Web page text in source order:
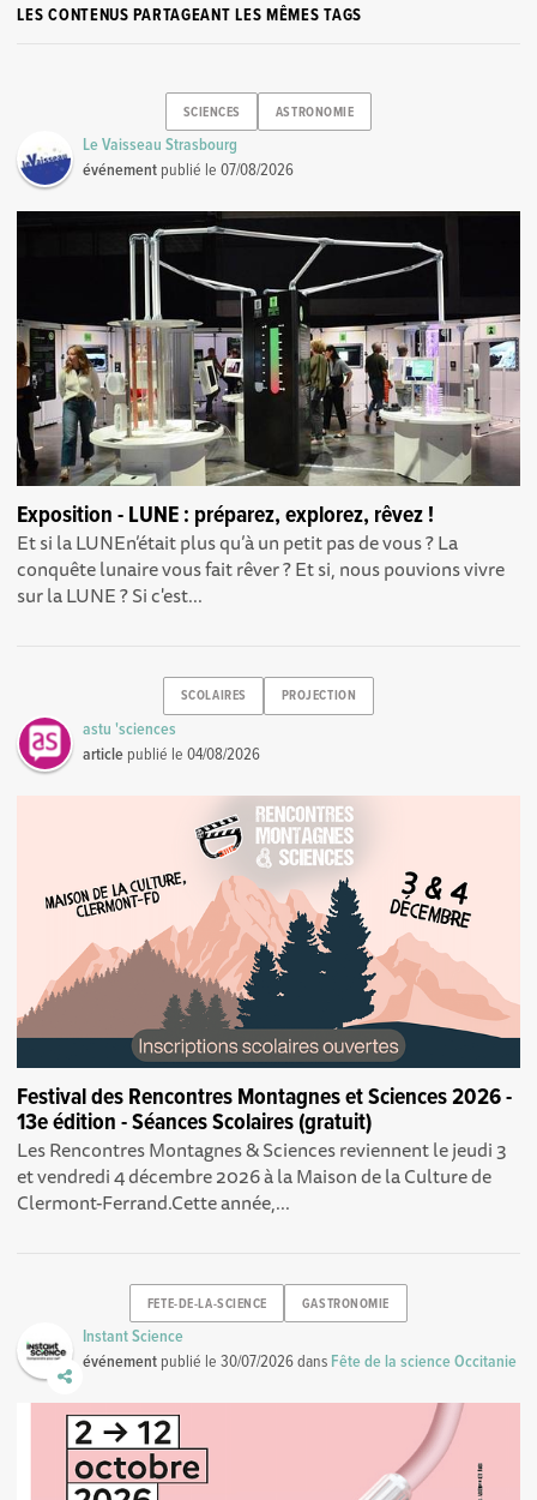
LES CONTENUS PARTAGEANT LES MÊMES TAGS
SCIENCES ASTRONOMIE
Le Vaisseau Strasbourg
événement publié le07/08/2026
Exposition - LUNE : préparez, explorez, rêvez !
Et si la LUNEn’était plus qu’à un petit pas de vous ? La
conquête lunaire vous fait rêver ? Et si, nous pouvions vivre
sur la LUNE ? Si c'est...
SCOLAIRES PROJECTION
astu 'sciences
article publié le04/08/2026
Festival des Rencontres Montagnes et Sciences 2026 -
13e édition - Séances Scolaires (gratuit)
Les Rencontres Montagnes & Sciences reviennent le jeudi 3
et vendredi 4 décembre 2026 à la Maison de la Culture de
Clermont-Ferrand.Cette année,...
FETE-DE-LA-SCIENCE GASTRONOMIE
Instant Science
événement publié le30/07/2026dans Fête de la science Occitanie